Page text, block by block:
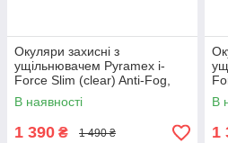
Окуляри захисні з
ущільнювачем Pyramex i-
Force Slim (clear) Anti-Fog,
прозорі
В наявності
1 390 ₴ 1 490 ₴
В
1